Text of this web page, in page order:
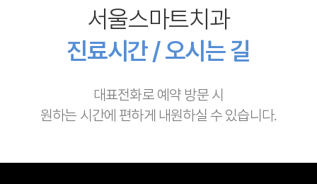
서울스마트치과
진료시간 / 오시는 길
대표전화로 예약 방문 시
원하는 시간에 편하게 내원하실 수 있습니다.